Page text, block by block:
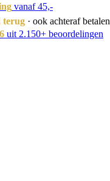
vanaf 45,-
terug · ook achteraf betalen
uit 2.150+ beoordelingen